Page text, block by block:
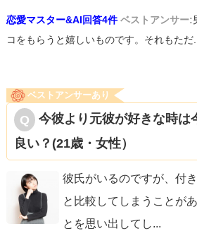
恋愛マスター&AI回答4件 ベストアンサー:
コをもらうと嬉しいものです。それもただ
ベストアンサーあり
今彼より元彼が好きな時は
良い？(21歳・女性）
彼氏がいるのですが、付
と比較してしまうことが
とを思い出してし...